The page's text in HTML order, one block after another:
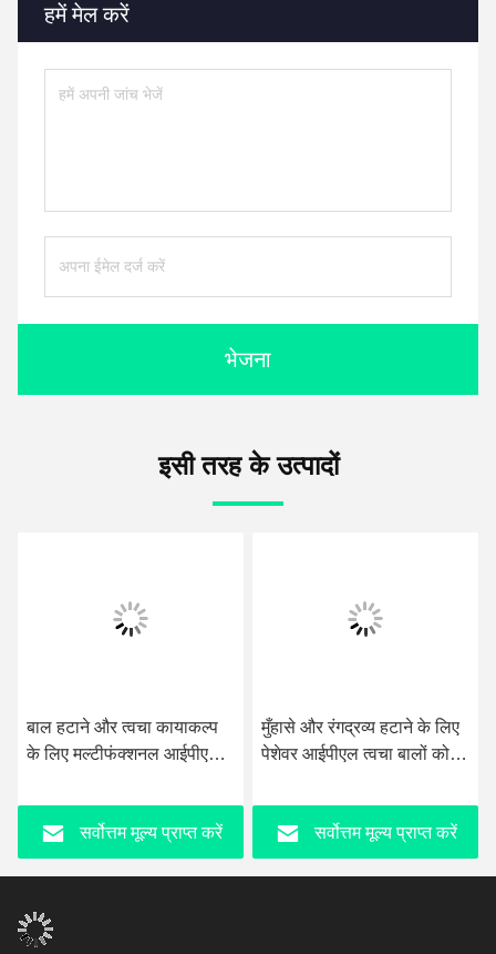
हमें मेल करें
भेजना
इसी तरह के उत्पादों
आईपीएल
प्राप्त करें
मुँहासे और रंगद्रव्य हटाने के लिए
पेशेवर आईपीएल त्वचा बालों को
सर्वोत्तम मूल्य प्राप्त करें
चीन होम आईपीएल लेजर
रिमूवल मशीन स्थायी
सर्वोत्तम मूल्य